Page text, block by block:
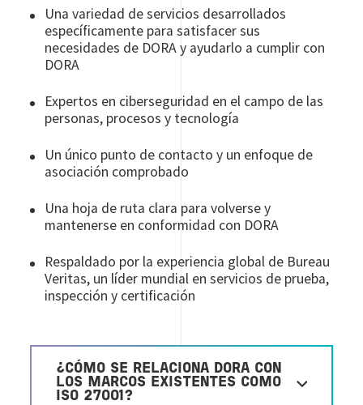
Una variedad de servicios desarrollados
específicamente para satisfacer sus
necesidades de DORA y ayudarlo a cumplir con
DORA
Expertos en ciberseguridad en el campo de las
personas, procesos y tecnología
Un único punto de contacto y un enfoque de
asociación comprobado
Una hoja de ruta clara para volverse y
mantenerse en conformidad con DORA
Respaldado por la experiencia global de Bureau
Veritas, un líder mundial en servicios de prueba,
inspección y certificación
¿CÓMO SE RELACIONA DORA CON
LOS MARCOS EXISTENTES COMO
ISO 27001?